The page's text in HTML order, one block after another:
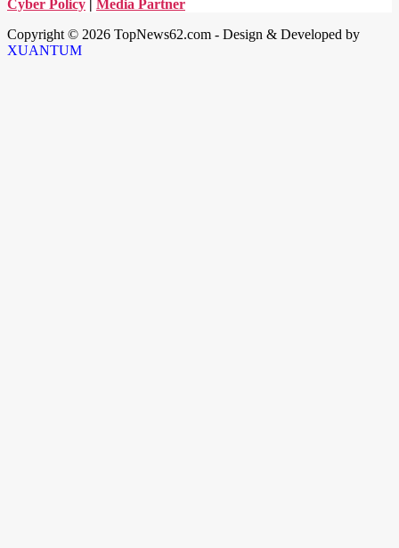
Cyber Policy | Media Partner
Copyright © 2026 TopNews62.com - Design & Developed by
XUANTUM